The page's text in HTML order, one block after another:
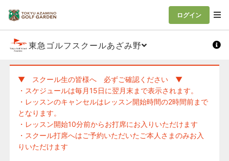
ログイン
東急ゴルフスクールあざみ野
▼ スクール生の皆様へ 必ずご確認ください ▼
・スケジュールは毎月15日に翌月末まで表示されます。
・レッスンのキャンセルはレッスン開始時間の2時間前まで
となります。
・レッスン開始10分前からお打席にお入りいただけます
・スクール打席へはご予約いただいたご本人さまのみお入
りいただけます